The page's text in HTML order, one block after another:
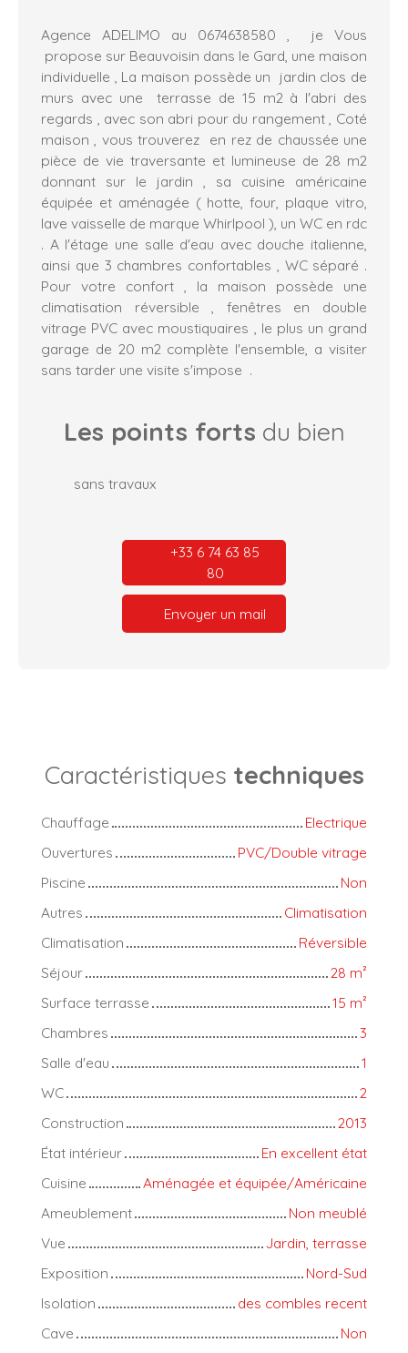
Agence ADELIMO au 0674638580 , je Vous
propose sur Beauvoisin dans le Gard, une maison
individuelle , La maison possède un jardin clos de
murs avec une terrasse de 15 m2 à l'abri des
regards , avec son abri pour du rangement , Coté
maison , vous trouverez en rez de chaussée une
pièce de vie traversante et lumineuse de 28 m2
donnant sur le jardin , sa cuisine américaine
équipée et aménagée ( hotte, four, plaque vitro,
lave vaisselle de marque Whirlpool ), un WC en rdc
. A l'étage une salle d'eau avec douche italienne,
ainsi que 3 chambres confortables , WC séparé .
Pour votre confort , la maison possède une
climatisation réversible , fenêtres en double
vitrage PVC avec moustiquaires , le plus un grand
garage de 20 m2 complète l'ensemble, a visiter
sans tarder une visite s'impose .
Les points forts du bien
sans travaux
+33 6 74 63 85
80
Envoyer un mail
Caractéristiques techniques
Chauffage
Electrique
Ouvertures
PVC/Double vitrage
Piscine
Non
Autres
Climatisation
Climatisation
Réversible
Séjour
28 m²
Surface terrasse
15 m²
Chambres
3
Salle d'eau
1
WC
2
Construction
2013
État intérieur
En excellent état
Cuisine
Aménagée et équipée/Américaine
Ameublement
Non meublé
Vue
Jardin, terrasse
Exposition
Nord-Sud
Isolation
des combles recent
Cave
Non